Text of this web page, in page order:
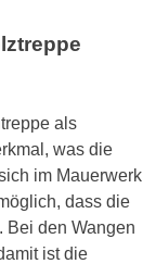
als
was die
im Mauerwerk
dass die
Bei den Wangen
ist die